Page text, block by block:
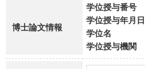
博士論文情報
学位授与番号
学位授与年月日
学位名
学位授与機関